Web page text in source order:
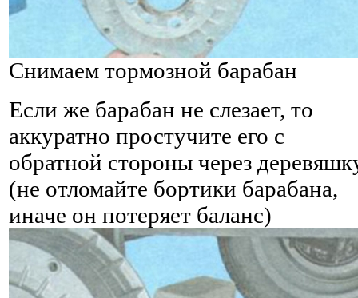
Снимаем тормозной барабан
Если же барабан не слезает, то
аккуратно простучите его с
обратной стороны через
(не отломайте бортики барабана,
иначе он потеряет баланс)